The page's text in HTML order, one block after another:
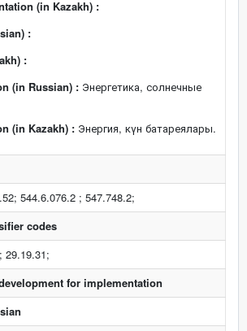
(in Kazakh) :
:
:
(in Russian) : Энергетика, солнечные
(in Kazakh) : Энергия, күн батареялары.
544.6.076.2 ; 547.748.2;
codes
29.19.31;
for implementation